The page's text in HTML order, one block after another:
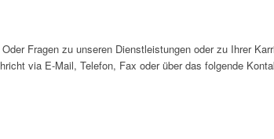
Fragen zu unseren Dienstleistungen oder zu Ihrer
via E-Mail, Telefon, Fax oder über das folgende